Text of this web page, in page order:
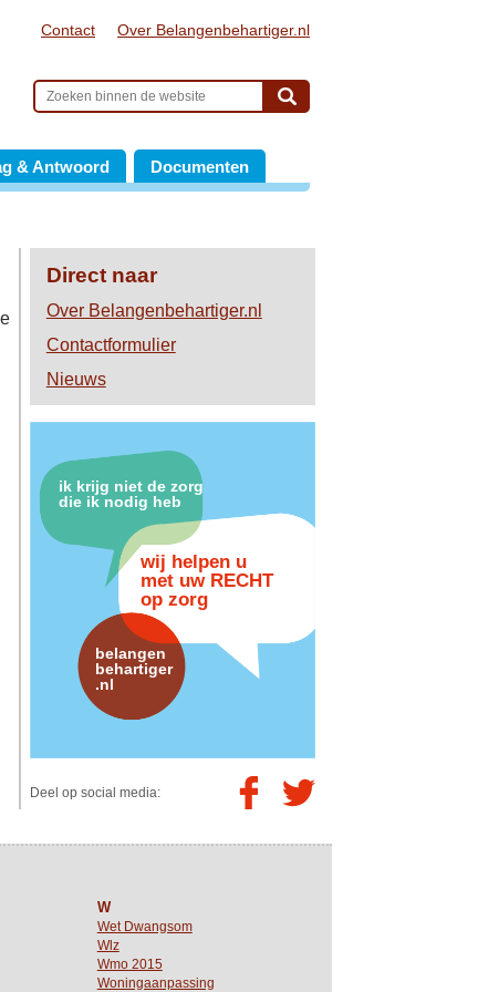
Contact Over Belangenbehartiger.nl
& Antwoord Documenten
Direct naar
Over Belangenbehartiger.nl
Contactformulier
Nieuws
ik krijg niet de zorg
die ik nodig heb
wij helpen u
met uw RECHT
op zorg
belangen
behartiger
.nl
Deel op social media:
W
Wet Dwangsom
Wlz
Wmo 2015
Woningaanpassing